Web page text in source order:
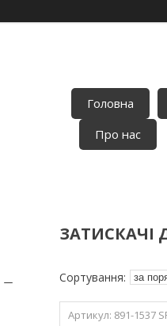
Головна
Про нас
ЗАТИСКАЧІ
891-1537